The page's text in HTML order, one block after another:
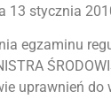
13 stycznia
egzaminu
uprawnień do